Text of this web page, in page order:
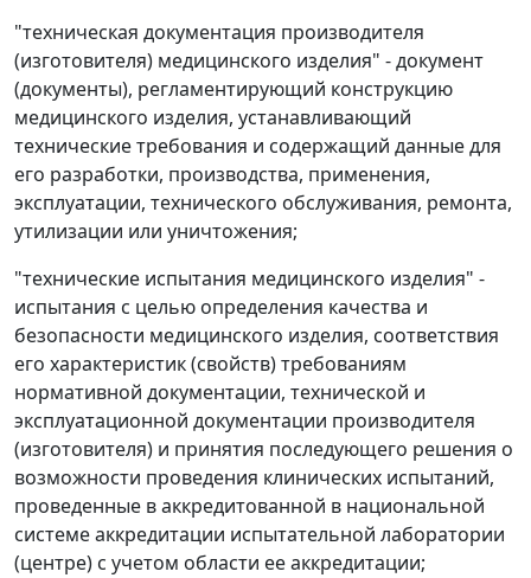
"техническая документация производителя
(изготовителя) медицинского изделия" - документ
(документы), регламентирующий конструкцию
медицинского изделия, устанавливающий
технические требования и содержащий данные для
его разработки, производства, применения,
эксплуатации, технического обслуживания, ремонта,
утилизации или уничтожения;
"технические испытания медицинского изделия" -
испытания с целью определения качества и
безопасности медицинского изделия, соответствия
его характеристик (свойств) требованиям
нормативной документации, технической и
эксплуатационной документации производителя
(изготовителя) и принятия последующего решения о
возможности проведения клинических испытаний,
проведенные в аккредитованной в национальной
системе аккредитации испытательной лаборатории
(центре) с учетом области ее аккредитации;